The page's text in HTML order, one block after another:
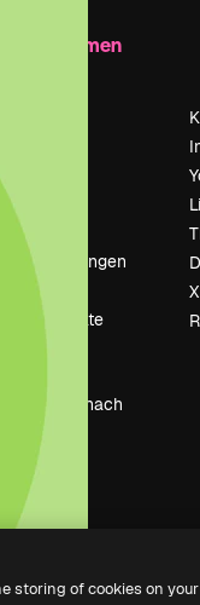
Unternehmen
Suchtrends
Blog
Veranstaltungen
Slidesgo
Deine Inhalte
verkaufen
Suchst du nach
magnific.ai
X
storing of cookies on